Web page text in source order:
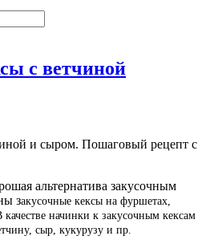
с ветчиной
и сыром. Пошаговый рецепт с
альтернатива закусочным
закусочные кексы на фуршетах,
начинки к закусочным кексам
сыр, кукурузу и пр.